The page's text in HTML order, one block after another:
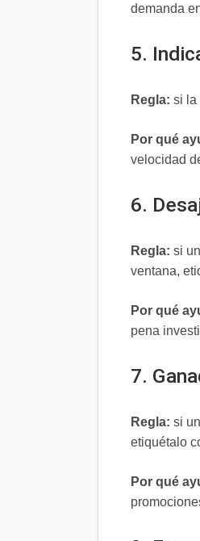
demanda
5.
Regla: si la
Por qué
velocidad
6.
Regla: si
ventana,
Por qué
pena
7.
Regla: si
etiquétalo
Por qué